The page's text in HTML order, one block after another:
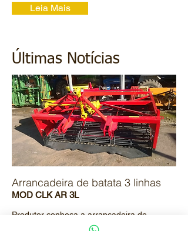
Leia Mais
Últimas Notícias
Arrancadeira de batata 3 linhas
MOD CLK AR 3L
Produtor conheça a arrancadeira de
batatas 3 linhas CLK, ótimo rendimento,